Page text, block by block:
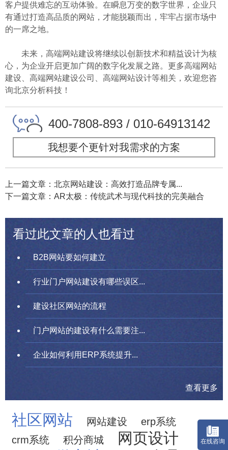
客户提供难忘的互动体验。在瞬息万变的数字世界，企业只
有通过打造高品质的网站，才能脱颖而出，牢牢占据市场中
的一席之地。
未来，高端网站建设将继续以创新技术和精益设计为核
心，为企业开启更加广阔的数字化发展之路。更多高端网站
建设、高端网站建设公司、高端网站设计等相关，欢迎您咨
询北京分析科技！
400-7808-893 / 010-64913142
我想要个更针对我需求的方案
上一篇文章：北京网站建设：高效打造品牌专属...
下一篇文章：AR太极：传统武术与现代科技的完美融合
看过此文章的人也看过
B2B网站要如何建立
行业门户网站建设有哪些误区...
建设社区网站的流程
门户网站的建设有什么需要注...
企业如何利用ERP系统提升...
查看更多
社区网站 网站建设
erp系统
crm系统
积分商城
网页设计